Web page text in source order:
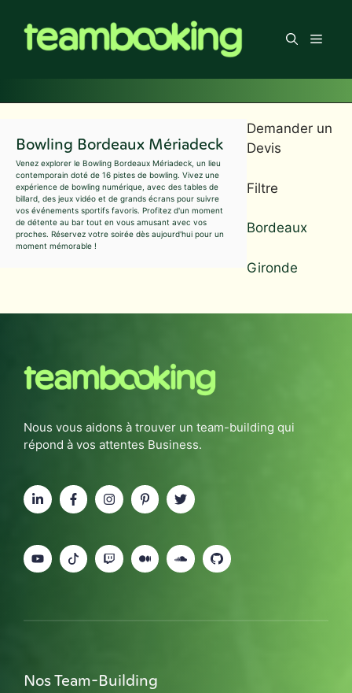
contenu
Menu
Bowling Bordeaux Mériadeck
Venez explorer le Bowling Bordeaux Mériadeck, un lieu
contemporain doté de 16 pistes de bowling. Vivez une
expérience de bowling numérique, avec des tables de
billard, des jeux vidéo et de grands écrans pour suivre
vos événements sportifs favoris. Profitez d'un moment
de détente au bar tout en vous amusant avec vos
proches. Réservez votre soirée dès aujourd'hui pour un
moment mémorable !
Demander un
Devis
Filtre
Bordeaux
Gironde
Nous vous aidons à trouver un team-building qui
répond à vos attentes Business.
Nos Team-Building